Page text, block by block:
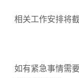
相关工作安排将
如有紧急事情需